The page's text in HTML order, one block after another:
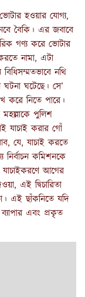
হওয়ার যোগ্য,
বৈকি। এর জবাবে
গণ্য করে ভোটার
নামা, এটা
নথি
ঘটেছে। সে’
করে নিতে পারে।
পুলিশ
যাচাই করার গোঁ
যে, যাচাই করতে
নির্বাচন কমিশনকে
আগের
এই দ্বিচারিতা
এই ছাঁকনিতে যদি
এবং প্রকৃত